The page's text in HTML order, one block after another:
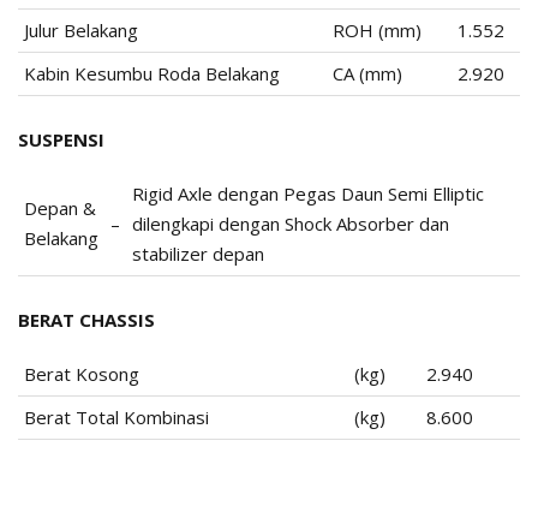
Julur Belakang
ROH (mm)
1.552
Kabin Kesumbu Roda Belakang
CA (mm) 2.920
SUSPENSI
Depan &
Belakang
–
Rigid Axle dengan Pegas Daun Semi Elliptic
dilengkapi dengan Shock Absorber dan
stabilizer depan
BERAT CHASSIS
Berat Kosong (kg)
2.940
Berat Total Kombinasi
(kg) 8.600